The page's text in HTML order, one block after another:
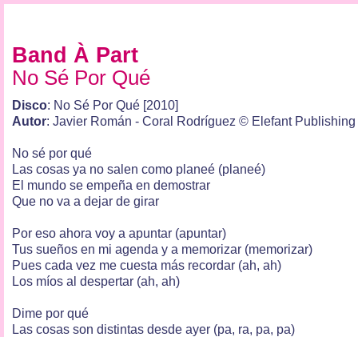
Band À Part
No Sé Por Qué
Disco: No Sé Por Qué [2010]
Autor: Javier Román - Coral Rodríguez © Elefant Publishing
No sé por qué
Las cosas ya no salen como planeé (planeé)
El mundo se empeña en demostrar
Que no va a dejar de girar
Por eso ahora voy a apuntar (apuntar)
Tus sueños en mi agenda y a memorizar (memorizar)
Pues cada vez me cuesta más recordar (ah, ah)
Los míos al despertar (ah, ah)
Dime por qué
Las cosas son distintas desde ayer (pa, ra, pa, pa)